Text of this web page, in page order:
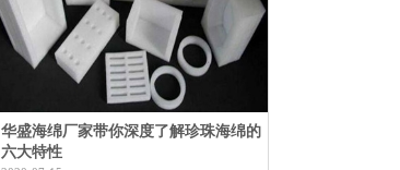
华盛海绵厂家带你深度了解珍珠海绵的
六大特性